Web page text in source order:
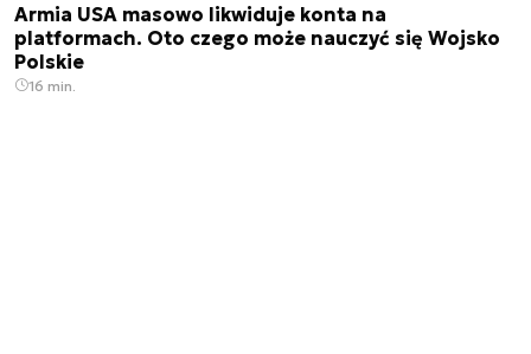
Armia USA masowo likwiduje konta na
platformach. Oto czego może nauczyć się Wojsko
Polskie
16 min.